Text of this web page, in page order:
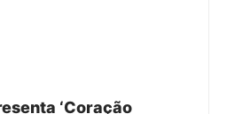
‘Coração